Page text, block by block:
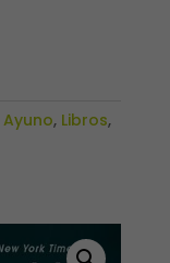
Ayuno, Libros,